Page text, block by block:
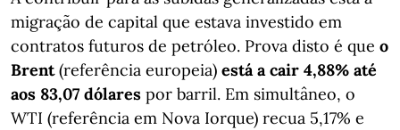
migração de capital que estava investido em
contratos futuros de petróleo. Prova disto é que o
Brent(referência europeia) está a cair 4,88% até
aos 83,07 dólares por barril. Em simultâneo, o
WTI (referência em Nova Iorque) recua 5,17% e